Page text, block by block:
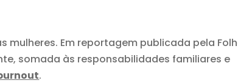
Em reportagem publicada pela
somada às responsabilidades familiares e
.